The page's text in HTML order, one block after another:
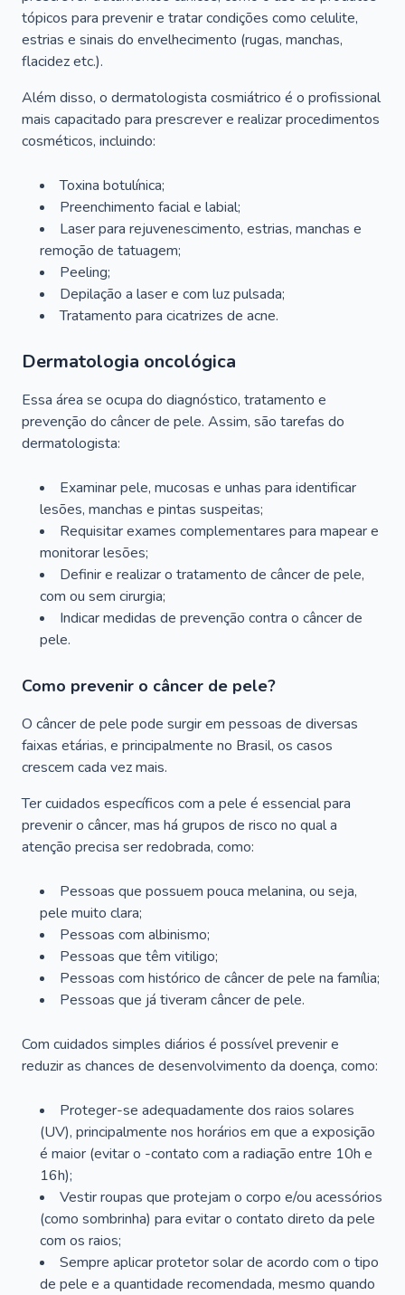
tópicos para prevenir e tratar condições como celulite,
estrias e sinais do envelhecimento (rugas, manchas,
flacidez etc.).
Além disso, o dermatologista cosmiátrico é o profissional
mais capacitado para prescrever e realizar procedimentos
cosméticos, incluindo:
Toxina botulínica;
Preenchimento facial e labial;
Laser para rejuvenescimento, estrias, manchas e
remoção de tatuagem;
Peeling;
Depilação a laser e com luz pulsada;
Tratamento para cicatrizes de acne.
Dermatologia oncológica
Essa área se ocupa do diagnóstico, tratamento e
prevenção do câncer de pele. Assim, são tarefas do
dermatologista:
Examinar pele, mucosas e unhas para identificar
lesões, manchas e pintas suspeitas;
Requisitar exames complementares para mapear e
monitorar lesões;
Definir e realizar o tratamento de câncer de pele,
com ou sem cirurgia;
Indicar medidas de prevenção contra o câncer de
pele.
Como prevenir o câncer de pele?
O câncer de pele pode surgir em pessoas de diversas
faixas etárias, e principalmente no Brasil, os casos
crescem cada vez mais.
Ter cuidados específicos com a pele é essencial para
prevenir o câncer, mas há grupos de risco no qual a
atenção precisa ser redobrada, como:
Pessoas que possuem pouca melanina, ou seja,
pele muito clara;
Pessoas com albinismo;
Pessoas que têm vitiligo;
Pessoas com histórico de câncer de pele na família;
Pessoas que já tiveram câncer de pele.
Com cuidados simples diários é possível prevenir e
reduzir as chances de desenvolvimento da doença, como:
Proteger-se adequadamente dos raios solares
(UV), principalmente nos horários em que a exposição
é maior (evitar o -contato com a radiação entre 10h e
16h);
Vestir roupas que protejam o corpo e/ou acessórios
(como sombrinha) para evitar o contato direto da pele
com os raios;
Sempre aplicar protetor solar de acordo com o tipo
de pele e a quantidade recomendada, mesmo quando